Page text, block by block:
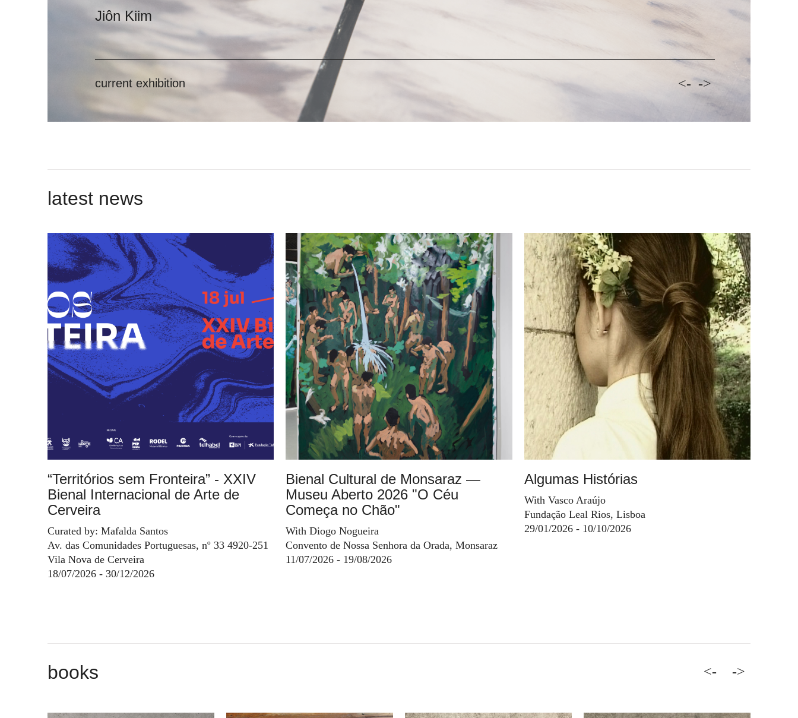
Jiôn Kiim
current exhibition <- ->
latest news
“Territórios sem Fronteira” - XXIV
Bienal Internacional de Arte de
Cerveira
Curated by: Mafalda Santos
Av. das Comunidades Portuguesas, nº 33 4920-251
Vila Nova de Cerveira
18/07/2026 - 30/12/2026
Bienal Cultural de Monsaraz —
Museu Aberto 2026 "O Céu
Começa no Chão"
With Diogo Nogueira
Convento de Nossa Senhora da Orada, Monsaraz
11/07/2026 - 19/08/2026
Algumas Histórias
With Vasco Araújo
Fundação Leal Rios, Lisboa
29/01/2026 - 10/10/2026
books <- ->